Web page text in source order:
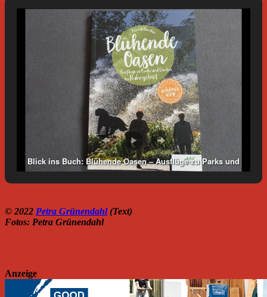
Blick ins Buch: Blühende Oasen – Ausflüge zu Parks und
© 2022 Petra Grünendahl(Text)
Fotos: Petra Grünendahl
Anzeige